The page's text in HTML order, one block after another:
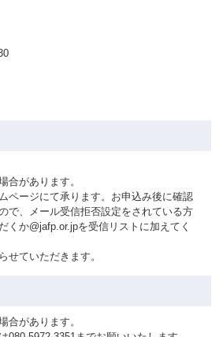
合があります。
ページにて承ります。お申込み後に確認
で、メール受信拒否設定をされている方
くか@jafp.or.jpを受信リストに加えてく
せていただきます。
合があります。